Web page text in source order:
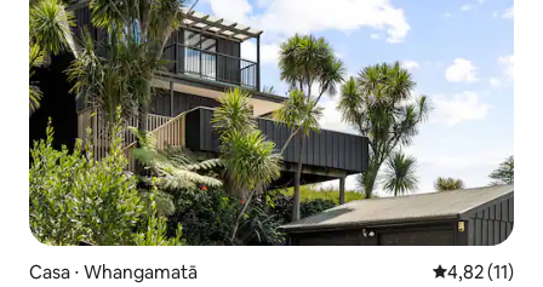
Casa ⋅ Whangamatā 4,82 de uma
4,82 (11)